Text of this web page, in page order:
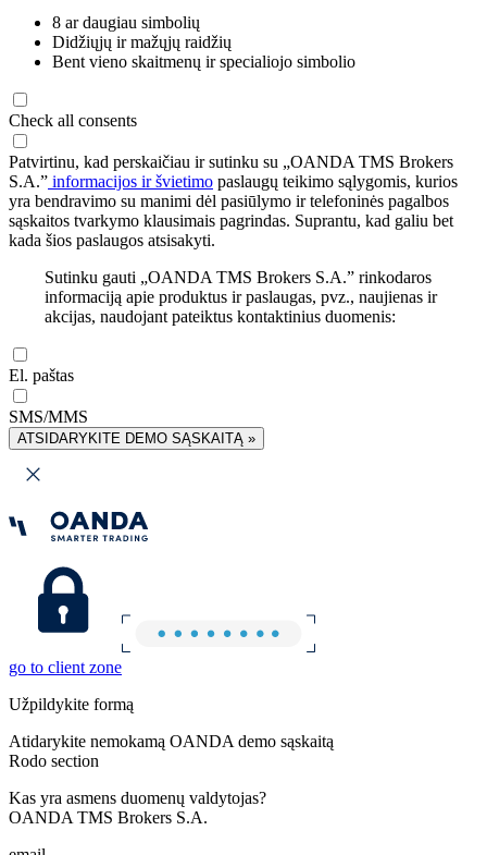
8 ar daugiau simbolių
Didžiųjų ir mažųjų raidžių
Bent vieno skaitmenų ir specialiojo simbolio
Check all consents
Patvirtinu, kad perskaičiau ir sutinku su „OANDA TMS Brokers
S.A.” informacijos ir švietimo paslaugų teikimo sąlygomis, kurios
yra bendravimo su manimi dėl pasiūlymo ir telefoninės pagalbos
sąskaitos tvarkymo klausimais pagrindas. Suprantu, kad galiu bet
kada šios paslaugos atsisakyti.
Sutinku gauti „OANDA TMS Brokers S.A.” rinkodaros
informaciją apie produktus ir paslaugas, pvz., naujienas ir
akcijas, naudojant pateiktus kontaktinius duomenis:
El. paštas
SMS/MMS
ATSIDARYKITE DEMO SĄSKAITĄ »
go to client zone
Užpildykite formą
Atidarykite nemokamą OANDA demo sąskaitą
Rodo section
Kas yra asmens duomenų valdytojas?
OANDA TMS Brokers S.A.